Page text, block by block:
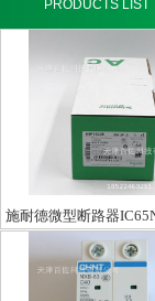
PRODUCTS LIST
施耐德微型断路器